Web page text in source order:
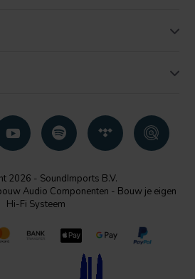
2026 - SoundImports B.V.
Audio Componenten - Bouw je eigen
Hi-Fi Systeem